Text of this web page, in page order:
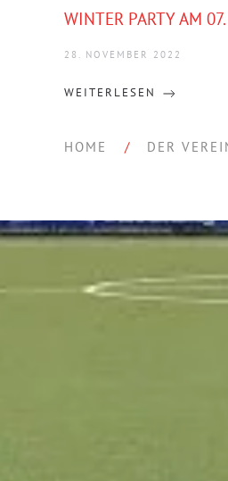
WINTER PARTY AM
28. NOVEMBER 2022
WEITERLESEN
HOME DER